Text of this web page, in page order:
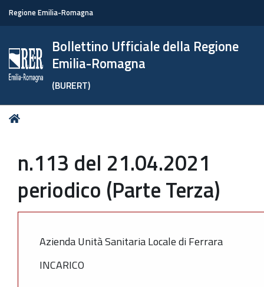
Regione Emilia-Romagna
Bollettino Ufficiale della Regione
Emilia-Romagna
(BURERT)
Tu
n.113 del 21.04.2021
periodico (Parte Terza)
Azienda Unità Sanitaria Locale di Ferrara
INCARICO